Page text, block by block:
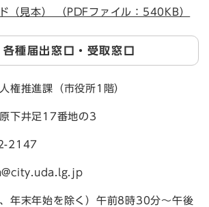
（見本） （PDFファイル：540KB）
種届出窓口・受取窓口
権推進課（市役所1階）
下井足17番地の3
2147
年末年始を除く）午前8時30分～午後